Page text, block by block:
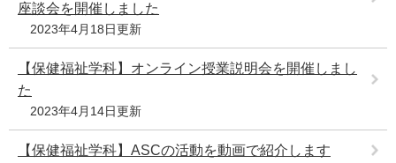
座談会を開催しました
2023年4月18日更新
【保健福祉学科】オンライン授業説明会を開催しまし
た
2023年4月14日更新
【保健福祉学科】ASCの活動を動画で紹介します